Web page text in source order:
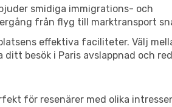
smidiga immigrations- och
från flyg till marktransport
effektiva faciliteter. Välj
besök i Paris avslappnad och
för resenärer med olika